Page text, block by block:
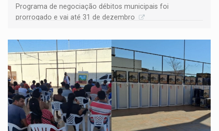
Programa de negociação débitos municipais foi
prorrogado e vai até 31 de dezembro